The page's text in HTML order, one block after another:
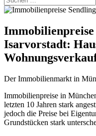
Immobilienpreise
Isarvorstadt:
Der Immobilienmarkt in
Immobilienpreise in
letzten 10 Jahren stark
jedoch die Preise bei
Grundstücken stark